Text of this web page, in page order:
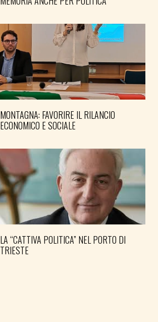
MONTAGNA: FAVORIRE IL RILANCIO
ECONOMICO E SOCIALE
LA “CATTIVA POLITICA” NEL PORTO DI
TRIESTE